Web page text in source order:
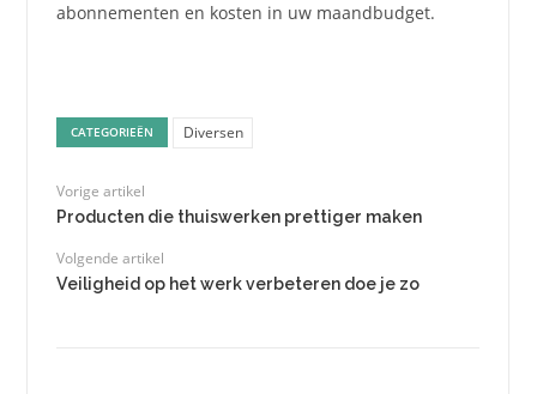
abonnementen en kosten in uw maandbudget.
CATEGORIEËN Diversen
Vorige artikel
Producten die thuiswerken prettiger maken
Volgende artikel
Veiligheid op het werk verbeteren doe je zo